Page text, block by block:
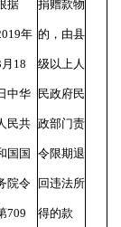
据
年
18
中华
民共
国国
院令
709
捐赠款物
的，由县
级以上人
民政府民
政部门责
令限期退
回违法所
得的款